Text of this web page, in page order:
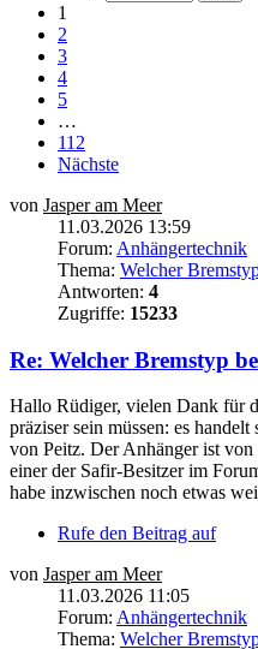
1
2
3
4
5
…
112
Nächste
von Jasper am Meer
11.03.2026 13:59
Forum: Anhängertechnik
Thema: Welcher
Antworten: 4
Zugriffe: 15233
Re: Welcher Bremstyp
Hallo Rüdiger, vielen Dank für
präziser sein müssen: es
von Peitz. Der Anhänger ist
einer der Safir-Besitzer im
habe inzwischen noch etwas
Rufe den Beitrag auf
von Jasper am Meer
11.03.2026 11:05
Forum: Anhängertechnik
Thema: Welcher